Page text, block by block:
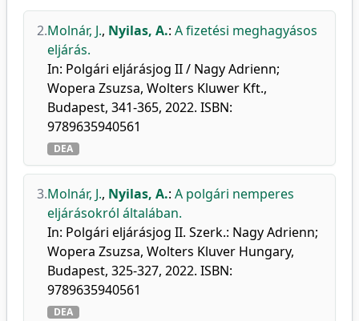
2.Molnár, J., Nyilas, A.: A fizetési meghagyásos
eljárás.
In: Polgári eljárásjog II / Nagy Adrienn;
Wopera Zsuzsa, Wolters Kluwer Kft.,
Budapest, 341-365, 2022. ISBN:
9789635940561
DEA
3.Molnár, J., Nyilas, A.: A polgári nemperes
eljárásokról általában.
In: Polgári eljárásjog II. Szerk.: Nagy Adrienn;
Wopera Zsuzsa, Wolters Kluver Hungary,
Budapest, 325-327, 2022. ISBN:
9789635940561
DEA